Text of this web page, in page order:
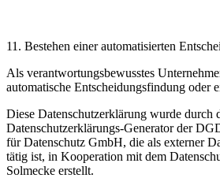
11. Bestehen einer automatisierten
Als verantwortungsbewusstes
automatische Entscheidungsfindung oder
Diese Datenschutzerklärung wurde durch
Datenschutzerklärungs-Generator der
für Datenschutz GmbH, die als externer
tätig ist, in Kooperation mit dem
Solmecke erstellt.